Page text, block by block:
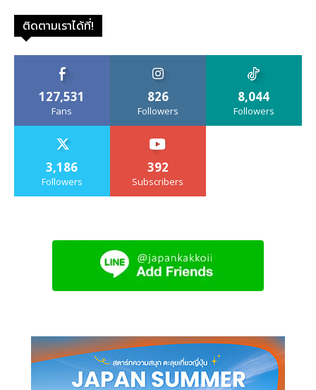
ติดตามเราได้ที่!
127,531
Fans
826
Followers
8,044
Followers
3,186
Followers
392
Subscribers